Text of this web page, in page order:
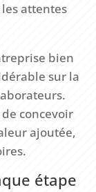
attentes
bien
sur la
concevoir
ajoutée,
étape